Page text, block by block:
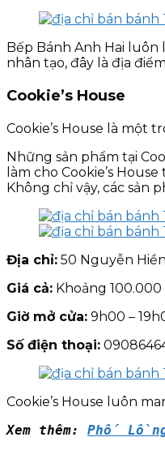
Bếp Bánh Anh Hai
nhân tạo, đây là địa
Cookie’s House
Cookie’s House là một
Những sản phẩm tại
làm cho Cookie’s
Không chỉ vậy, các sản
Địa chỉ: 50 Nguyễn
Giá cả: Khoảng
Giờ mở cửa: 9h00 –
Số điện thoại:
Cookie’s House luôn
Xem thêm: Phố Lồng